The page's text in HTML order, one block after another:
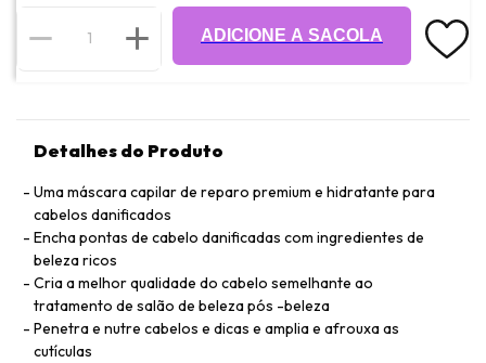
ADICIONE A SACOLA
Detalhes do Produto
Uma máscara capilar de reparo premium e hidratante para
cabelos danificados
Encha pontas de cabelo danificadas com ingredientes de
beleza ricos
Cria a melhor qualidade do cabelo semelhante ao
tratamento de salão de beleza pós -beleza
Penetra e nutre cabelos e dicas e amplia e afrouxa as
cutículas